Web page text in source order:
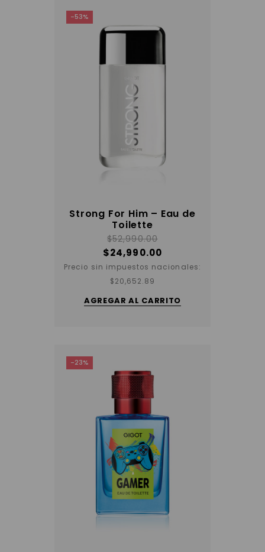
-53%
Strong For Him – Eau de
Toilette
$52,990.00
$24,990.00
Precio sin impuestos nacionales:
$20,652.89
AGREGAR AL CARRITO
-23%